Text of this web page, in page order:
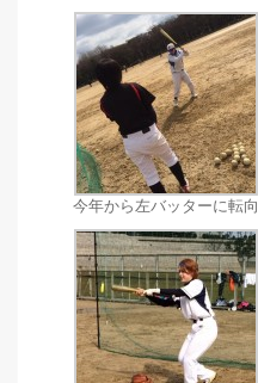
今年から左バッターに転向